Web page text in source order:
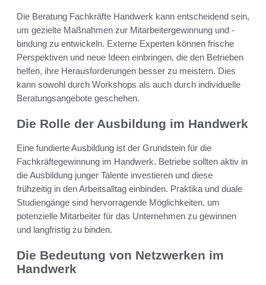
Die Beratung Fachkräfte Handwerk kann entscheidend sein,
um gezielte Maßnahmen zur Mitarbeitergewinnung und -
bindung zu entwickeln. Externe Experten können frische
Perspektiven und neue Ideen einbringen, die den Betrieben
helfen, ihre Herausforderungen besser zu meistern. Dies
kann sowohl durch Workshops als auch durch individuelle
Beratungsangebote geschehen.
Die Rolle der Ausbildung im Handwerk
Eine fundierte Ausbildung ist der Grundstein für die
Fachkräftegewinnung im Handwerk. Betriebe sollten aktiv in
die Ausbildung junger Talente investieren und diese
frühzeitig in den Arbeitsalltag einbinden. Praktika und duale
Studiengänge sind hervorragende Möglichkeiten, um
potenzielle Mitarbeiter für das Unternehmen zu gewinnen
und langfristig zu binden.
Die Bedeutung von Netzwerken im
Handwerk